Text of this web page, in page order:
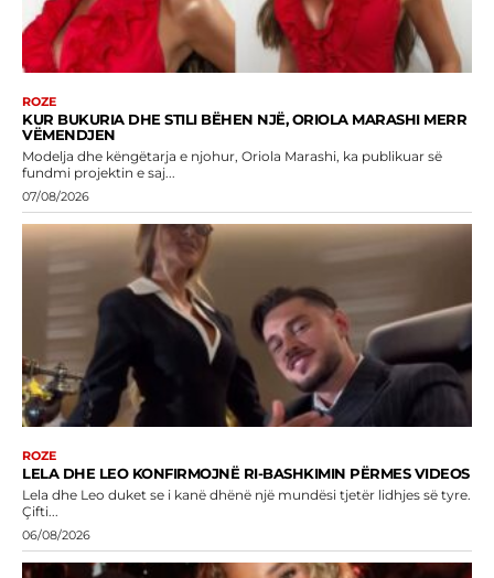
ROZE
KUR BUKURIA DHE STILI BËHEN NJË, ORIOLA MARASHI MERR
VËMENDJEN
Modelja dhe këngëtarja e njohur, Oriola Marashi, ka publikuar së
fundmi projektin e saj...
07/08/2026
ROZE
LELA DHE LEO KONFIRMOJNË RI-BASHKIMIN PËRMES VIDEOS
Lela dhe Leo duket se i kanë dhënë një mundësi tjetër lidhjes së tyre.
Çifti...
06/08/2026